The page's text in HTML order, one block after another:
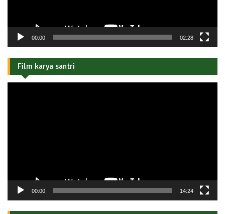
00:00 02:28
Film karya santri
00:00 14:24